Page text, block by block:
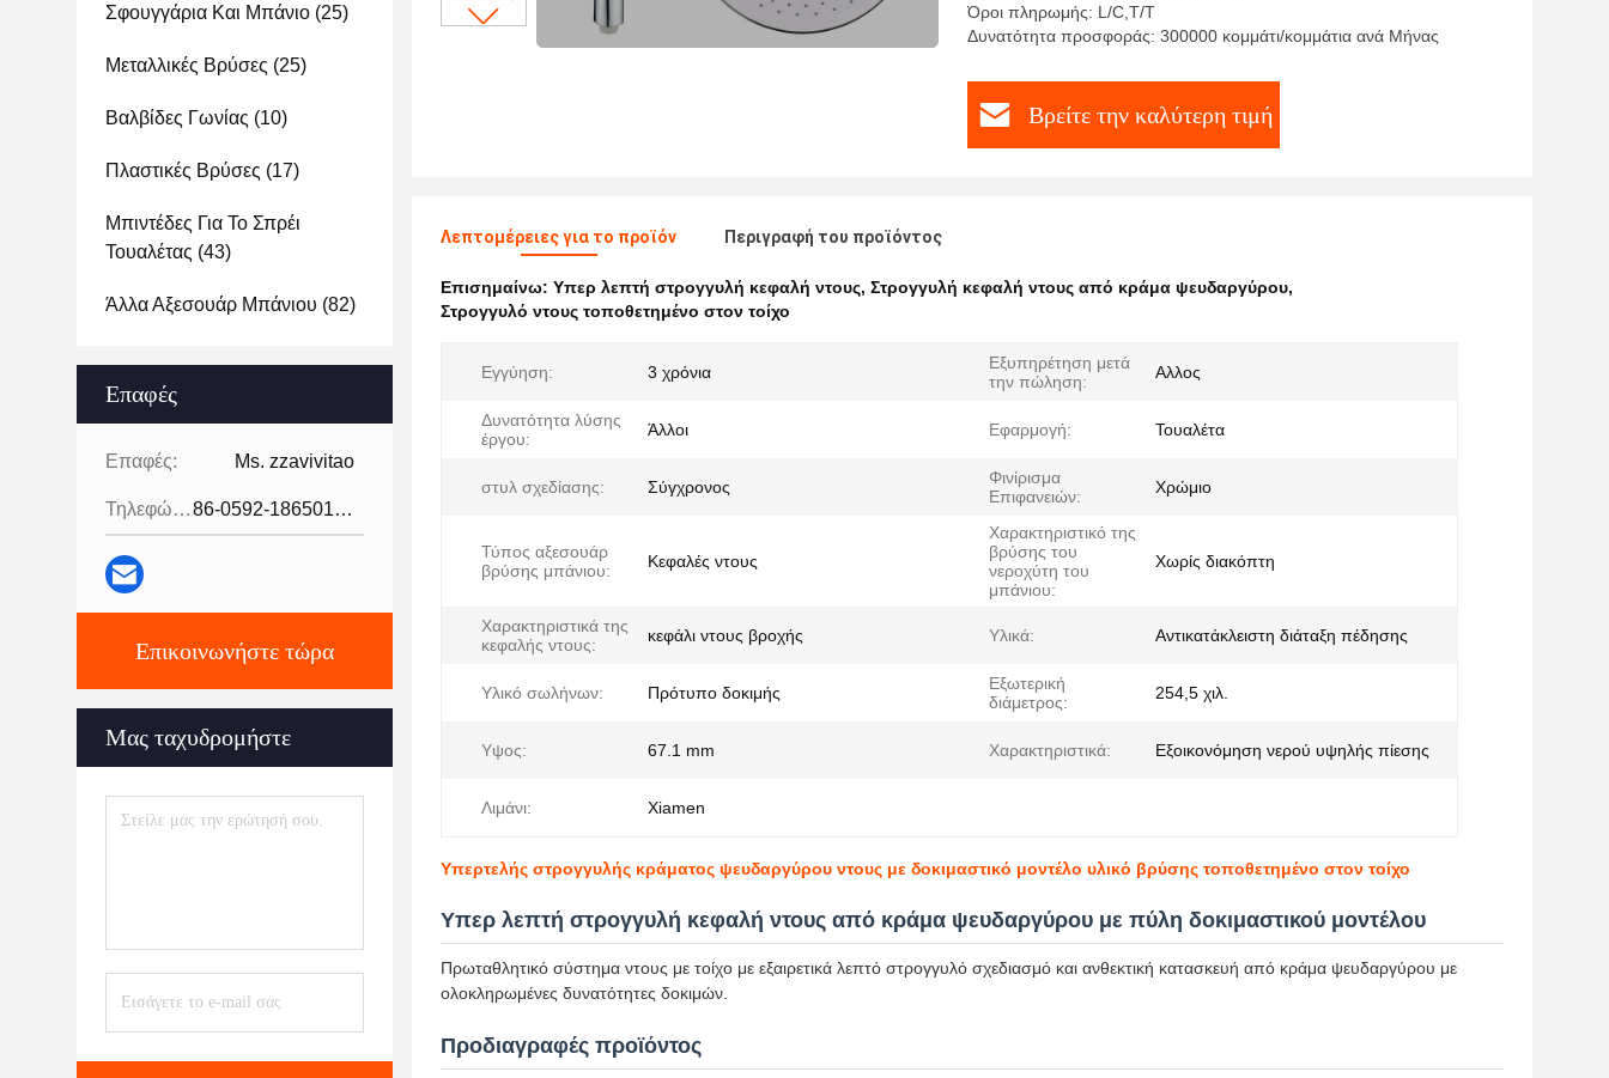
Σφουγγάρια Και Μπάνιο (25)
Μεταλλικές Βρύσες (25)
Βαλβίδες Γωνίας (10)
Πλαστικές Βρύσες (17)
Μπιντέδες Για Το Σπρέι
Τουαλέτας (43)
Άλλα Αξεσουάρ Μπάνιου (82)
Επαφές
Επαφές: Ms. zzavivitao
Τηλεφώνημα: 86-0592-18650185095
Επικοινωνήστε τώρα
Μας ταχυδρομήστε
Όροι πληρωμής: L/C,T/T
Δυνατότητα προσφοράς: 300000 κομμάτι/κομμάτια ανά Μήνας
Βρείτε την καλύτερη τιμή
Λεπτομέρειες για το προϊόν Περιγραφή του προϊόντος
Επισημαίνω: Υπερ λεπτή στρογγυλή κεφαλή ντους, Στρογγυλή κεφαλή ντους από κράμα ψευδαργύρου,
Στρογγυλό ντους τοποθετημένο στον τοίχο
Εγγύηση: 3 χρόνια
Εξυπηρέτηση μετά
την πώληση:
Αλλος
Δυνατότητα λύσης
έργου:
Άλλοι Εφαρμογή: Τουαλέτα
στυλ σχεδίασης: Σύγχρονος
Φινίρισμα
Επιφανειών:
Χρώμιο
Τύπος αξεσουάρ
βρύσης μπάνιου:
Κεφαλές ντους
Χαρακτηριστικό της
βρύσης του
νεροχύτη του
μπάνιου:
Χωρίς διακόπτη
Χαρακτηριστικά της
κεφαλής ντους:
κεφάλι ντους βροχής Υλικά: Αντικατάκλειστη διάταξη πέδησης
Υλικό σωλήνων: Πρότυπο δοκιμής
Εξωτερική
διάμετρος:
254,5 χιλ.
Υψος: 67.1 mm Χαρακτηριστικά: Εξοικονόμηση νερού υψηλής πίεσης
Λιμάνι: Xiamen
Υπερτελής στρογγυλής κράματος ψευδαργύρου ντους με δοκιμαστικό μοντέλο υλικό βρύσης τοποθετημένο στον τοίχο
Υπερ λεπτή στρογγυλή κεφαλή ντους από κράμα ψευδαργύρου με πύλη δοκιμαστικού μοντέλου
Πρωταθλητικό σύστημα ντους με τοίχο με εξαιρετικά λεπτό στρογγυλό σχεδιασμό και ανθεκτική κατασκευή από κράμα ψευδαργύρου με
ολοκληρωμένες δυνατότητες δοκιμών.
Προδιαγραφές προϊόντος